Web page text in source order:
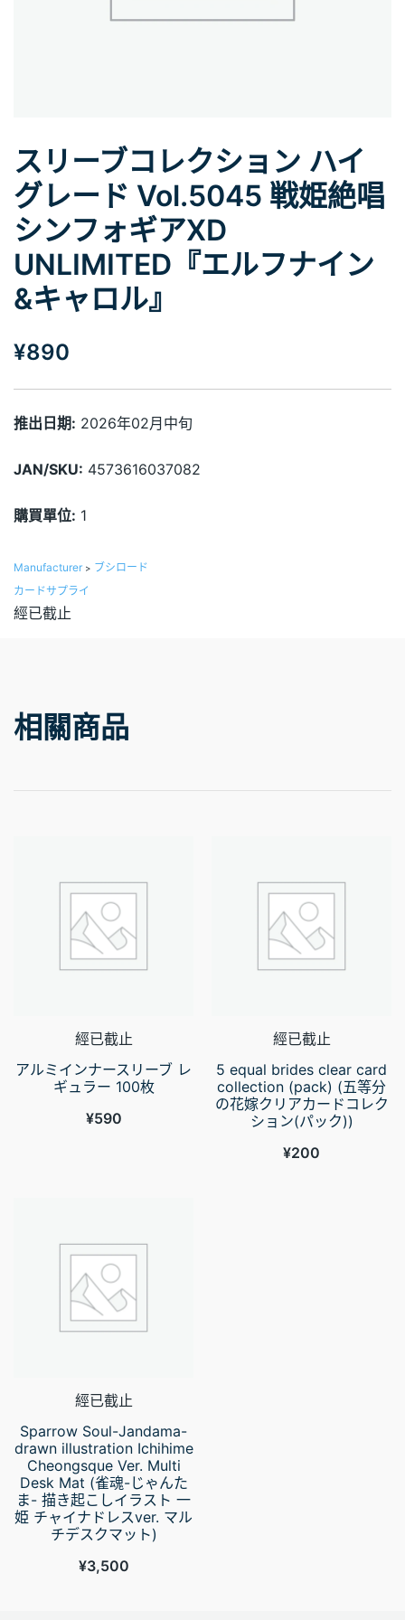
スリーブコレクション ハイ
グレード Vol.5045 戦姫絶唱
シンフォギアXD
UNLIMITED『エルフナイン
&キャロル』
¥890
推出日期: 2026年02月中旬
JAN/SKU: 4573616037082
購買單位: 1
Manufacturer > ブシロード
カードサプライ
經已截止
相關商品
經已截止
アルミインナースリーブ レ
ギュラー 100枚
¥590
經已截止
5 equal brides clear card
collection (pack) (五等分
の花嫁クリアカードコレク
ション(パック))
¥200
經已截止
Sparrow Soul-Jandama-
drawn illustration Ichihime
Cheongsque Ver. Multi
Desk Mat (雀魂-じゃんた
ま- 描き起こしイラスト 一
姫 チャイナドレスver. マル
チデスクマット)
¥3,500